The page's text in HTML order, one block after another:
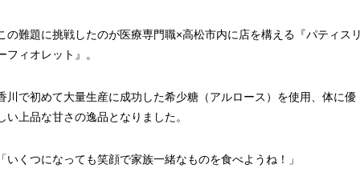
の難題に挑戦したのが医療専門職×高松市内に店を構える『パティス
フィオレット』。
川で初めて大量生産に成功した希少糖（アルロース）を使用、体に優
い上品な甘さの逸品となりました。
いくつになっても笑顔で家族一緒なものを食べようね！」